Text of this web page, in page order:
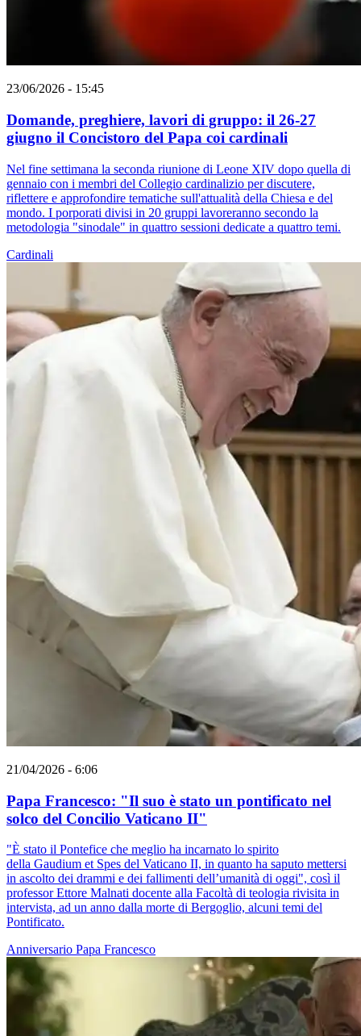
23/06/2026 - 15:45
Domande, preghiere, lavori di gruppo: il 26-27
giugno il Concistoro del Papa coi cardinali
Nel fine settimana la seconda riunione di Leone XIV dopo quella di
gennaio con i membri del Collegio cardinalizio per discutere,
riflettere e approfondire tematiche sull'attualità della Chiesa e del
mondo. I porporati divisi in 20 gruppi lavoreranno secondo la
metodologia "sinodale" in quattro sessioni dedicate a quattro temi.
Cardinali
21/04/2026 - 6:06
Papa Francesco: "Il suo è stato un pontificato nel
solco del Concilio Vaticano II"
"È stato il Pontefice che meglio ha incarnato lo spirito
della Gaudium et Spes del Vaticano II, in quanto ha saputo mettersi
in ascolto dei drammi e dei fallimenti dell’umanità di oggi", così il
professor Ettore Malnati docente alla Facoltà di teologia rivisita in
intervista, ad un anno dalla morte di Bergoglio, alcuni temi del
Pontificato.
Anniversario Papa Francesco